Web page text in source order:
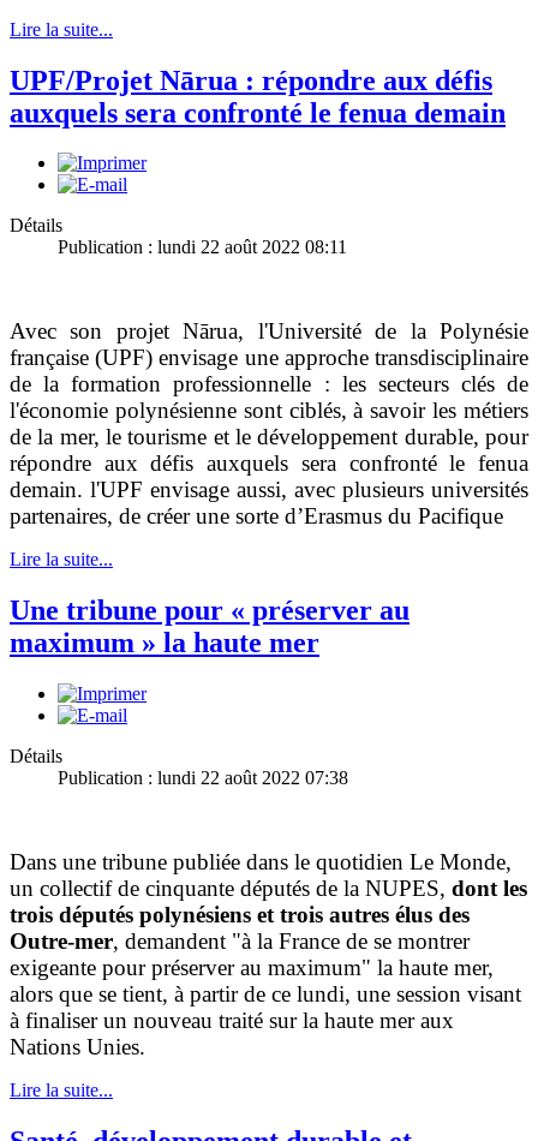
Lire la suite...
UPF/Projet Nārua : répondre aux défis
auxquels sera confronté le fenua demain
Détails
Publication : lundi 22 août 2022 08:11
Avec son projetNārua, l'Université de la Polynésie
française (UPF) envisage une approche transdisciplinaire
de la formation professionnelle : les secteurs clés de
l'économie polynésienne sont ciblés, à savoir les métiers
de la mer, le tourisme et le développement durable, pour
répondre aux défis auxquels sera confronté le fenua
demain. l'UPF envisage aussi, avec plusieurs universités
partenaires, de créer une sorte d’Erasmus du Pacifique
Lire la suite...
Une tribune pour « préserver au
maximum » la haute mer
Détails
Publication : lundi 22 août 2022 07:38
Dans une tribune publiée dans le quotidien Le Monde,
un collectif de cinquante députés de la NUPES, dont les
trois députés polynésiens et trois autres élus des
Outre-mer, demandent "à la France de se montrer
exigeante pour préserver au maximum" la haute mer,
alors que se tient, à partir de ce lundi, une session visant
à finaliser un nouveau traité sur la haute mer aux
Nations Unies.
Lire la suite...